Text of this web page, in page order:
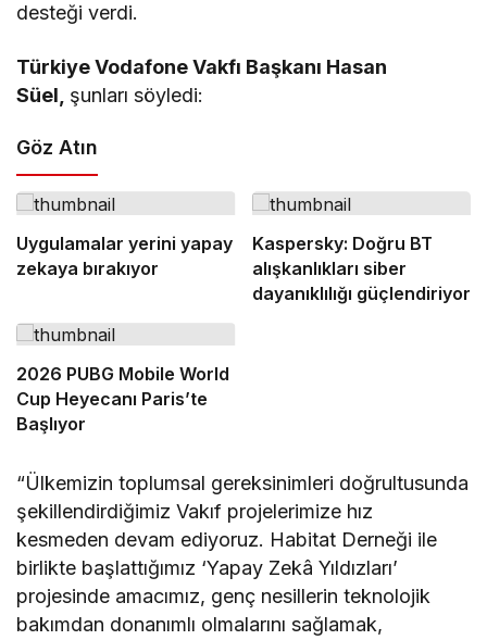
desteği verdi.
Türkiye Vodafone Vakfı Başkanı Hasan
Süel, şunları söyledi:
Göz Atın
Uygulamalar yerini yapay
zekaya bırakıyor
Kaspersky: Doğru BT
alışkanlıkları siber
dayanıklılığı güçlendiriyor
2026 PUBG Mobile World
Cup Heyecanı Paris’te
Başlıyor
“Ülkemizin toplumsal gereksinimleri doğrultusunda
şekillendirdiğimiz Vakıf projelerimize hız
kesmeden devam ediyoruz. Habitat Derneği ile
birlikte başlattığımız ‘Yapay Zekâ Yıldızları’
projesinde amacımız, genç nesillerin teknolojik
bakımdan donanımlı olmalarını sağlamak,